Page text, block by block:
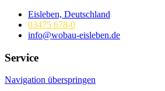
Eisleben, Deutschland
03475 678-0
info@wobau-eisleben.de
Service
Navigation überspringen